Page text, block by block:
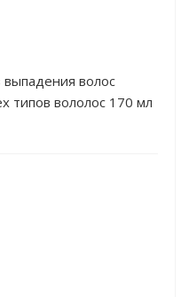
выпадения волос
типов вололос 170 мл